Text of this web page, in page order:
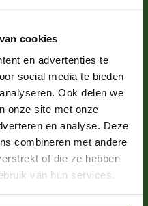
cookies
en advertenties te
social media te bieden
Ook delen we
onze site met onze
en analyse. Deze
combineren met andere
of die ze hebben
van hun services.